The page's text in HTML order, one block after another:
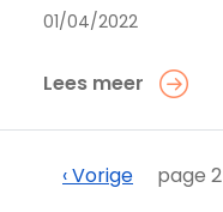
01/04/2022
Lees meer
Paginering
Vorige
‹ Vorige page 2